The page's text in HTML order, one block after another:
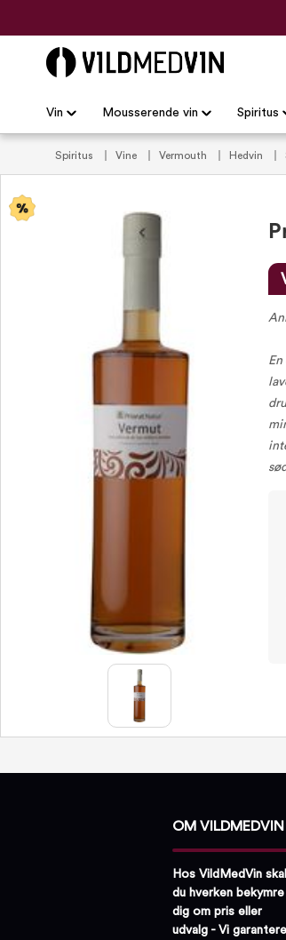
Vin Mousserende vin Spiritus
Spiritus Vine Vermouth Hedvin
OM VILDMEDVIN
Hos VildMedVin skal
du hverken bekymre
dig om pris eller
udvalg - Vi